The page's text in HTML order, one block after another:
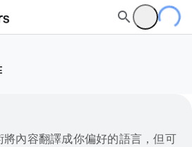
內容翻譯成你偏好的語言，但可